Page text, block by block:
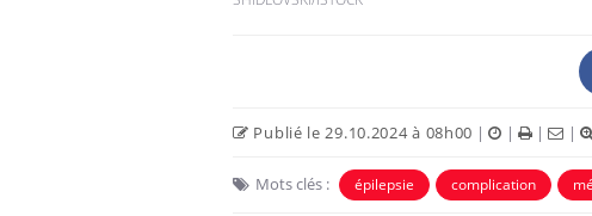
Publié le 29.10.2024 à 08h00 | | | |
Mots clés : épilepsie complication